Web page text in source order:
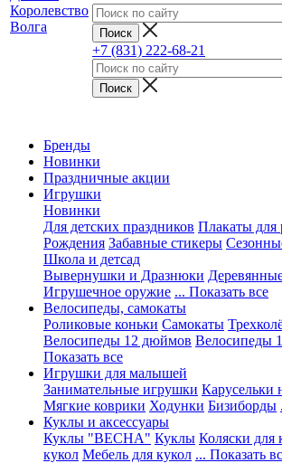
+7 (831) 222-68-21
Бренды
Новинки
Праздничные акции
Игрушки
Новинки
Для детских праздников Плакаты для
Рождения Забавные стикеры
Школа и детсад
Вывернушки и Дразнюки
Игрушечное оружие ... Показать все
Велосипеды, самокаты
Роликовые коньки Самокаты
Велосипеды 12 дюймов Велосипеды
Показать все
Игрушки для малышей
Занимательные игрушки Карусельки
Мягкие коврики Ходунки Бизиборды
Куклы и аксессуары
Куклы "ВЕСНА" Куклы Коляски для
кукол Мебель для кукол ... Показать